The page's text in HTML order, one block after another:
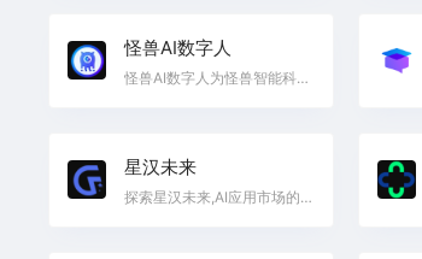
怪兽AI数字人
怪兽AI数字人为怪兽智能科技推出的产品，包含全息交互数字人、3D超写实交互数字人，AIGC生产、SaaS管理和直播服务平台。创始团队来自怪兽智能大数据平台，在互联网、物联网、智能软硬件等领域积累了丰富的行业经验，致力于打造全球领先的AIGC数字人智能平台。通过真人形象克隆、真人声音克隆、孪生姿态合成、唇形同步驱动、实时视频渲染、多素材集成人工智能等核心技术及模块式交付SAAS及应用软件系统，帮助客户实现数字人的短视频内容生产创作及直播宣传。怪兽AI为品牌商家及本地生活商家提供数字人克隆、数字人短视频生成、数字人直播解决方案、3D超写实全息交互屏及数字人交互解决方案。
星汉未来
探索星汉未来,AI应用市场的创新技术与智能解决方案。涵盖数据分析、自动化工具、AI画图、文字转语音、智能助手、行业应用等,推动科技进步与创新。提供高效的AI技术服务,全面满足各行业需求。